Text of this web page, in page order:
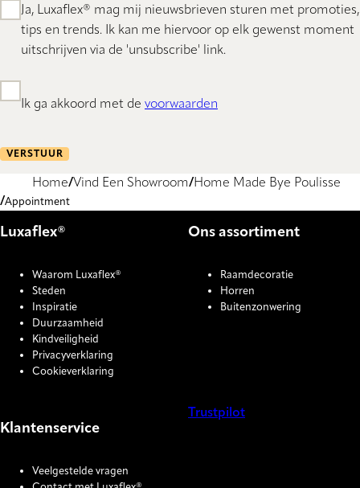
Ja, Luxaflex® mag mij nieuwsbrieven sturen met promoties,
tips en trends. Ik kan me hiervoor op elk gewenst moment
uitschrijven via de 'unsubscribe' link.
Ik ga akkoord met de voorwaarden
VERSTUUR
Home Vind Een Showroom Home Made Bye Poulisse
Appointment
Luxaflex®
Waarom Luxaflex®
Steden
Inspiratie
Duurzaamheid
Kindveiligheid
Privacyverklaring
Cookieverklaring
Ons assortiment
Raamdecoratie
Horren
Buitenzonwering
Klantenservice
Veelgestelde vragen
Trustpilot